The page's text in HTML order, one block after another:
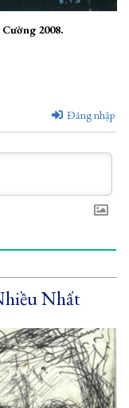
2008.
Đăng nhập
Nhất